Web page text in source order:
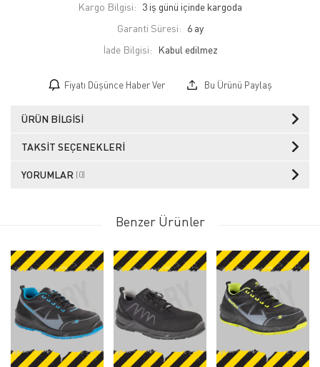
Kargo Bilgisi: 3 iş günü içinde kargoda
Garanti Süresi: 6 ay
İade Bilgisi:
Fiyatı Düşünce Haber Ver Bu Ürünü Paylaş
ÜRÜN BILGISI
TAKSIT SEÇENEKLERI
YORUMLAR (0)
Benzer Ürünler